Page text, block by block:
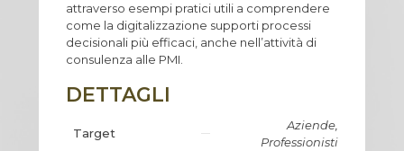
attraverso esempi pratici utili a comprendere
come la digitalizzazione supporti processi
decisionali più efficaci, anche nell’attività di
consulenza alle PMI.
DETTAGLI
Target
Aziende,
Professionisti